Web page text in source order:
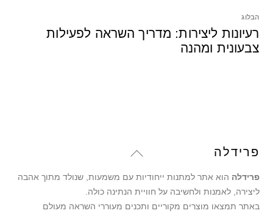
הבלוג
רעיונות ליצירות: מדריך השראה לפעילות
צבעונית ומהנה
Back
Top
פרידלה
פרידלה הוא אתר למתנות ייחודיות עם משמעות, שנולד מתוך אהבה
ליצירה, לאמנות ולחשיבה על חוויית הנתינה כולה.
באתר תמצאו מוצרים מקוריים ותכנים מעוררי השראה מעולם